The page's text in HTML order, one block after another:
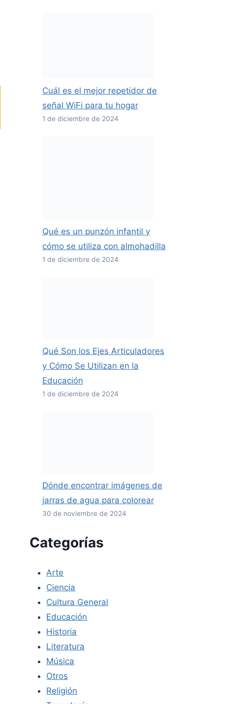
Cuál es el mejor repetidor de
señal WiFi para tu hogar
1 de diciembre de 2024
Qué es un punzón infantil y
cómo se utiliza con almohadilla
1 de diciembre de 2024
Qué Son los Ejes Articuladores
y Cómo Se Utilizan en la
Educación
1 de diciembre de 2024
Dónde encontrar imágenes de
jarras de agua para colorear
30 de noviembre de 2024
Categorías
Arte
Ciencia
Cultura General
Educación
Historia
Literatura
Música
Otros
Religión